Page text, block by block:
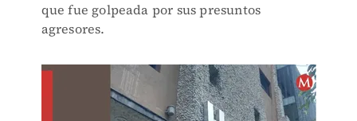
que fue golpeada por sus presuntos
agresores.